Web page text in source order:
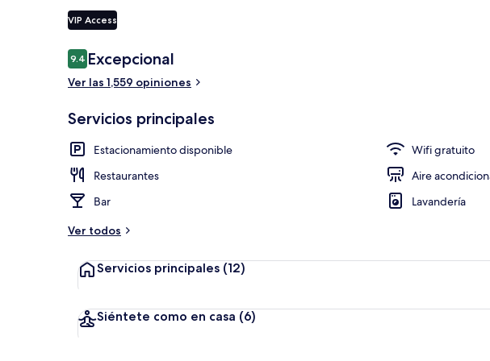
VIP Access
Opiniones
9.49.4 de 10,
Excepcional
Ver las 1,559 opiniones
Servicios principales
Estacionamiento disponible
Wifi gratuito
Restaurantes
Aire
Bar
Lavandería
Ver todos
Servicios principales (12)
Siéntete como en casa (6)